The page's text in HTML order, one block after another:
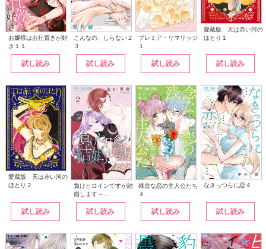
お嬢様はお仕置きが好
き１１
試し読み
こんなの、しらない２
３
試し読み
プレミア・リマリッジ
１
試し読み
愛蔵版 天は赤い河の
ほとり１
試し読み
愛蔵版 天は赤い河の
ほとり２
試し読み
負けヒロインですが結
婚します～...
試し読み
残念な恋の主人公たち
４
試し読み
なきっつらに恋４
試し読み